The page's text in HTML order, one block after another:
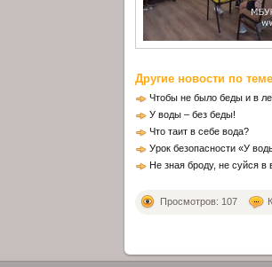
Другие новости по
Чтобы не было беды и в
У воды – без беды!
Что таит в себе вода?
Урок безопасности «У
Не зная броду, не суйся в
Просмотров: 107